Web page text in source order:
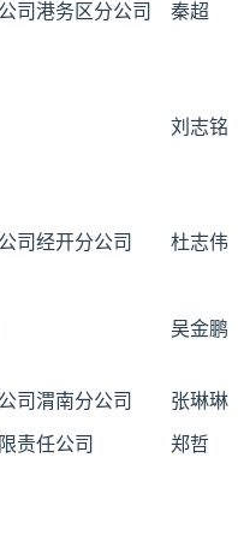
司港务区分公司 秦超
刘志铭
司经开分公司 杜志伟
吴金鹏
司渭南分公司 张琳琳
责任公司 郑哲